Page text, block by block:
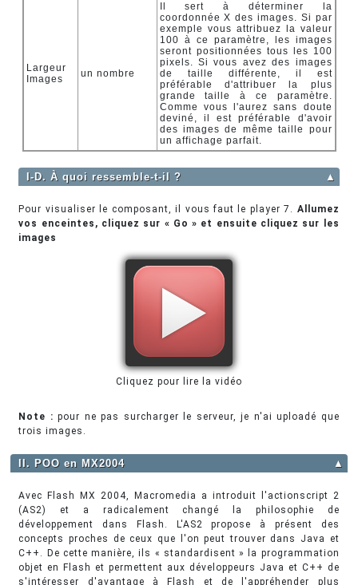
Largeur
Images
un nombre
Il sert à déterminer la
coordonnée X des images. Si par
exemple vous attribuez la valeur
100 à ce paramètre, les images
seront positionnées tous les 100
pixels. Si vous avez des images
de taille différente, il est
préférable d'attribuer la plus
grande taille à ce paramètre.
Comme vous l'aurez sans doute
deviné, il est préférable d'avoir
des images de même taille pour
un affichage parfait.
I-D. À quoi ressemble-t-il ? ▲
Pour visualiser le composant, il vous faut le player 7. Allumez
vos enceintes, cliquez sur « Go » et ensuite cliquez sur les
images
Cliquez pour lire la vidéo
Note : pour ne pas surcharger le serveur, je n'ai uploadé que
trois images.
II. POO en MX2004 ▲
Avec Flash MX 2004, Macromedia a introduit l'actionscript 2
(AS2) et a radicalement changé la philosophie de
développement dans Flash. L'AS2 propose à présent des
concepts proches de ceux que l'on peut trouver dans Java et
C++. De cette manière, ils « standardisent » la programmation
objet en Flash et permettent aux développeurs Java et C++ de
s'intéresser d'avantage à Flash et de l'appréhender plus